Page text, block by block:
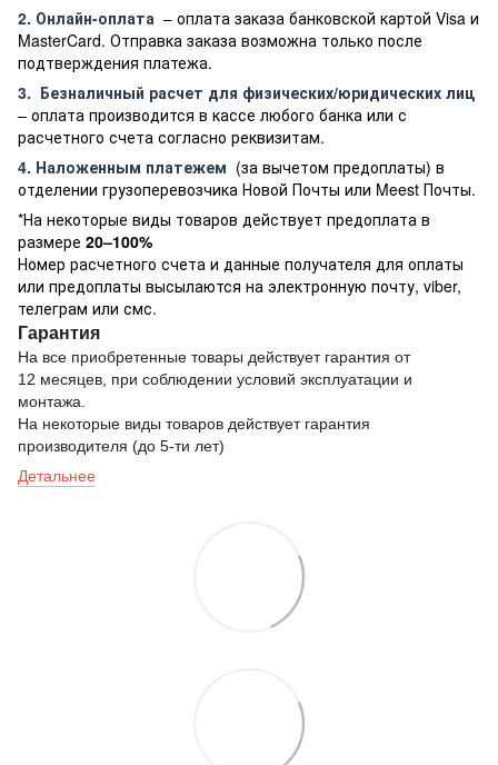
2. Онлайн-оплата – оплата заказа банковской картой Visa и
MasterCard. Отправка заказа возможна только после
подтверждения платежа.
3. Безналичный расчет для физических/юридических лиц
– оплата производится в кассе любого банка или с
расчетного счета согласно реквизитам.
4. Наложенным платежем (за вычетом предоплаты) в
отделении грузоперевозчика Новой Почты или Meest Почты.
*На некоторые виды товаров действует предоплата в
размере 20–100%
Номер расчетного счета и данные получателя для оплаты
или предоплаты высылаются на электронную почту, viber,
телеграм или смс.
Гарантия
На все приобретенные товары действует гарантия от
12 месяцев, при соблюдении условий эксплуатации и
монтажа.
На некоторые виды товаров действует гарантия
производителя (до 5-ти лет)
Детальнее